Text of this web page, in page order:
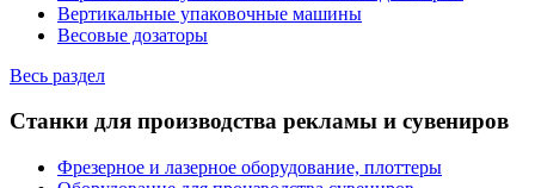
Вертикальные упаковочные машины
Весовые дозаторы
Весь раздел
Станки для производства рекламы и сувениров
Фрезерное и лазерное оборудование, плоттеры